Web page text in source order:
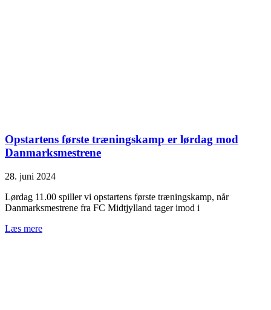
Opstartens første træningskamp er lørdag mod
Danmarksmestrene
28. juni 2024
Lørdag 11.00 spiller vi opstartens første træningskamp, når
Danmarksmestrene fra FC Midtjylland tager imod i
Læs mere